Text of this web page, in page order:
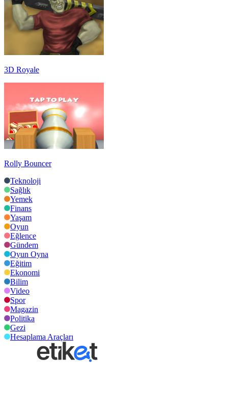
3D Royale
Rolly Bouncer
Teknoloji
Sağlık
Yemek
Finans
Yaşam
Oyun
Eğlence
Gündem
Oyun Oyna
Eğitim
Ekonomi
Bilim
Video
Spor
Magazin
Politika
Gezi
Hesaplama Araçları